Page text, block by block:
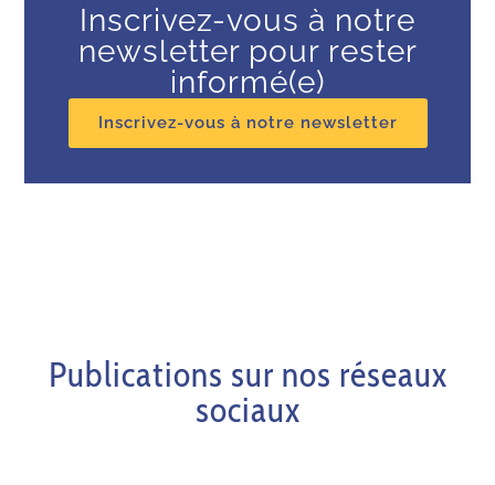
Inscrivez-vous à notre
newsletter pour rester
informé(e)
Inscrivez-vous à notre newsletter
Publications sur nos réseaux
sociaux